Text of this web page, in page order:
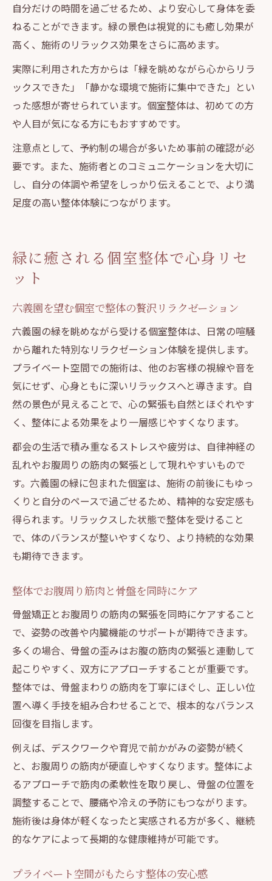
自分だけの時間を過ごせるため、より安心して身体を委
ねることができます。緑の景色は視覚的にも癒し効果が
高く、施術のリラックス効果をさらに高めます。
実際に利用された方からは「緑を眺めながら心からリラ
ックスできた」「静かな環境で施術に集中できた」とい
った感想が寄せられています。個室整体は、初めての方
や人目が気になる方にもおすすめです。
注意点として、予約制の場合が多いため事前の確認が必
要です。また、施術者とのコミュニケーションを大切に
し、自分の体調や希望をしっかり伝えることで、より満
足度の高い整体体験につながります。
緑に癒される個室整体で心身リセ
ット
六義園を望む個室で整体の贅沢リラクゼーション
六義園の緑を眺めながら受ける個室整体は、日常の喧騒
から離れた特別なリラクゼーション体験を提供します。
プライベート空間での施術は、他のお客様の視線や音を
気にせず、心身ともに深いリラックスへと導きます。自
然の景色が見えることで、心の緊張も自然とほぐれやす
く、整体による効果をより一層感じやすくなります。
都会の生活で積み重なるストレスや疲労は、自律神経の
乱れやお腹周りの筋肉の緊張として現れやすいもので
す。六義園の緑に包まれた個室は、施術の前後にもゆっ
くりと自分のペースで過ごせるため、精神的な安定感も
得られます。リラックスした状態で整体を受けること
で、体のバランスが整いやすくなり、より持続的な効果
も期待できます。
整体でお腹周り筋肉と骨盤を同時にケア
骨盤矯正とお腹周りの筋肉の緊張を同時にケアすること
で、姿勢の改善や内臓機能のサポートが期待できます。
多くの場合、骨盤の歪みはお腹の筋肉の緊張と連動して
起こりやすく、双方にアプローチすることが重要です。
整体では、骨盤まわりの筋肉を丁寧にほぐし、正しい位
置へ導く手技を組み合わせることで、根本的なバランス
回復を目指します。
例えば、デスクワークや育児で前かがみの姿勢が続く
と、お腹周りの筋肉が硬直しやすくなります。整体によ
るアプローチで筋肉の柔軟性を取り戻し、骨盤の位置を
調整することで、腰痛や冷えの予防にもつながります。
施術後は身体が軽くなったと実感される方が多く、継続
的なケアによって長期的な健康維持が可能です。
プライベート空間がもたらす整体の安心感